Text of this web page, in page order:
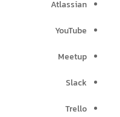
Atlassian
YouTube
Meetup
Slack
Trello